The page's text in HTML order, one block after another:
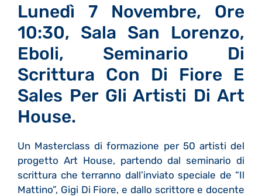
Lunedì 7 Novembre, Ore
10:30, Sala San Lorenzo,
Eboli, Seminario Di
Scrittura Con Di Fiore E
Sales Per Gli Artisti Di Art
House.
Un Masterclass di formazione per 50 artisti del
progetto Art House, partendo dal seminario di
scrittura che terranno dall’inviato speciale de “Il
Mattino”, Gigi Di Fiore, e dallo scrittore e docente